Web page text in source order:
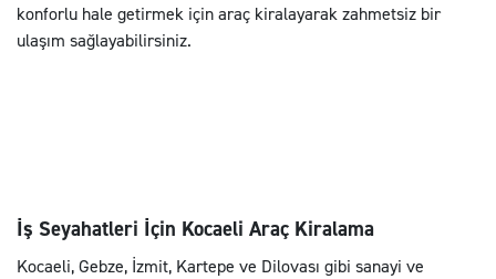
konforlu hale getirmek için araç kiralayarak zahmetsiz bir
ulaşım sağlayabilirsiniz.
İş Seyahatleri İçin Kocaeli Araç Kiralama
Kocaeli, Gebze, İzmit, Kartepe ve Dilovası gibi sanayi ve